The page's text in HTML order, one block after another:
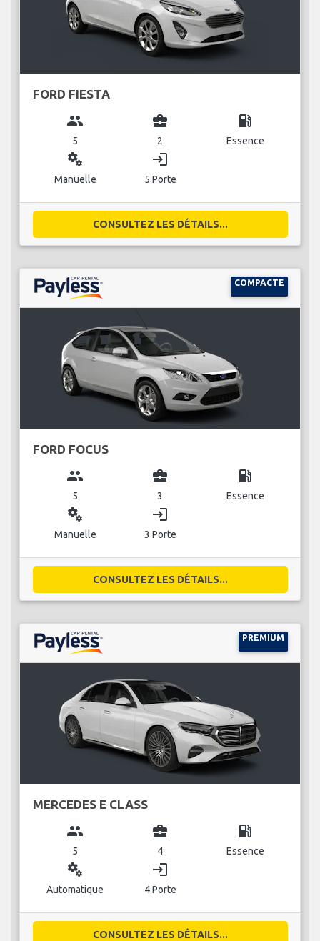
FORD FIESTA
group
5
business_center
2
local_gas_station
Essence
miscellaneous_services
Manuelle
login
5 Porte
CONSULTEZ LES DÉTAILS...
COMPACTE
FORD FOCUS
group
5
business_center
3
local_gas_station
Essence
miscellaneous_services
Manuelle
login
3 Porte
CONSULTEZ LES DÉTAILS...
PREMIUM
MERCEDES E CLASS
group
5
business_center
4
local_gas_station
Essence
miscellaneous_services
Automatique
login
4 Porte
CONSULTEZ LES DÉTAILS...